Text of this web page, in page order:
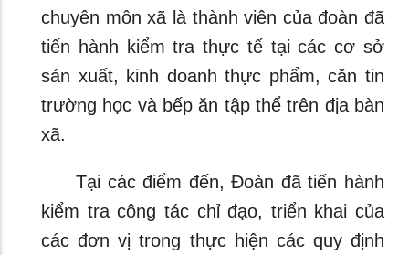
chuyên môn xã là thành viên của đoàn đã
tiến hành kiểm tra thực tế tại các cơ sở
sản xuất, kinh doanh thực phẩm, căn tin
trường học và bếp ăn tập thể trên địa bàn
xã.
Tại các điểm đến, Đoàn đã tiến hành
kiểm tra công tác chỉ đạo, triển khai của
các đơn vị trong thực hiện các quy định